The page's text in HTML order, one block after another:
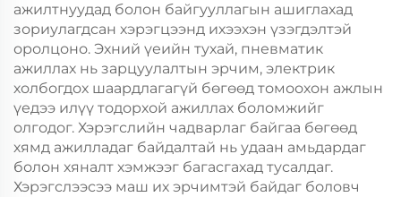
ажилтнуудад болон байгууллагын ашиглахад
зориулагдсан хэрэгцээнд ихээхэн үзэгдэлтэй
оролцоно. Эхний үеийн тухай, пневматик
ажиллах нь зарцуулалтын эрчим, электрик
холбогдох шаардлагагүй бөгөөд томоохон ажлын
үедээ илүү тодорхой ажиллах боломжийг
олгодог. Хэрэгслийн чадварлаг байгаа бөгөөд
хямд ажилладаг байдалтай нь удаан амьдардаг
болон хяналт хэмжээг багасгахад тусалдаг.
Хэрэгслээсээ маш их эрчимтэй байдаг боловч